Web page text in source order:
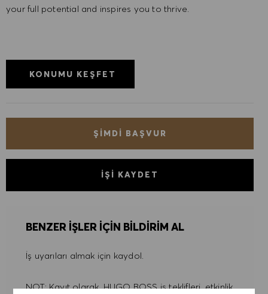
your full potential and inspires you to thrive.
KONUMU KEŞFET
ŞIMDI BAŞVUR
İŞI KAYDET
BENZER IŞLER IÇIN BILDIRIM AL
İş uyarıları almak için kaydol.
NOT: Kayıt olarak, HUGO BOSS iş teklifleri, etkinlik